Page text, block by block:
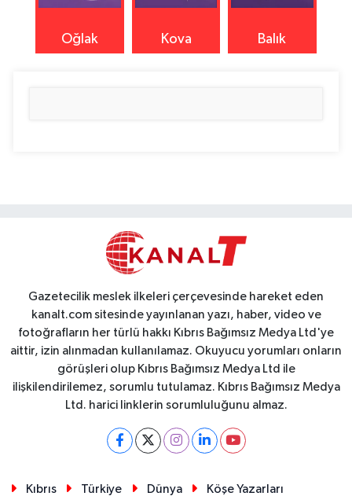
Oğlak Kova Balık
Gazetecilik meslek ilkeleri çerçevesinde hareket eden
kanalt.com sitesinde yayınlanan yazı, haber, video ve
fotoğrafların her türlü hakkı Kıbrıs Bağımsız Medya Ltd'ye
aittir, izin alınmadan kullanılamaz. Okuyucu yorumları onların
görüşleri olup Kıbrıs Bağımsız Medya Ltd ile
ilişkilendirilemez, sorumlu tutulamaz. Kıbrıs Bağımsız Medya
Ltd. harici linklerin sorumluluğunu almaz.
Kıbrıs Türkiye Dünya Köşe Yazarları